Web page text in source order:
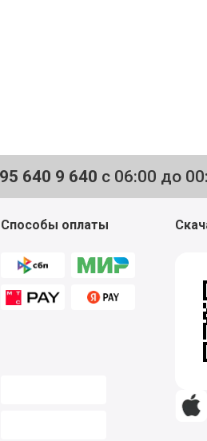
640 9 640 с 06:00 до
Способы оплаты